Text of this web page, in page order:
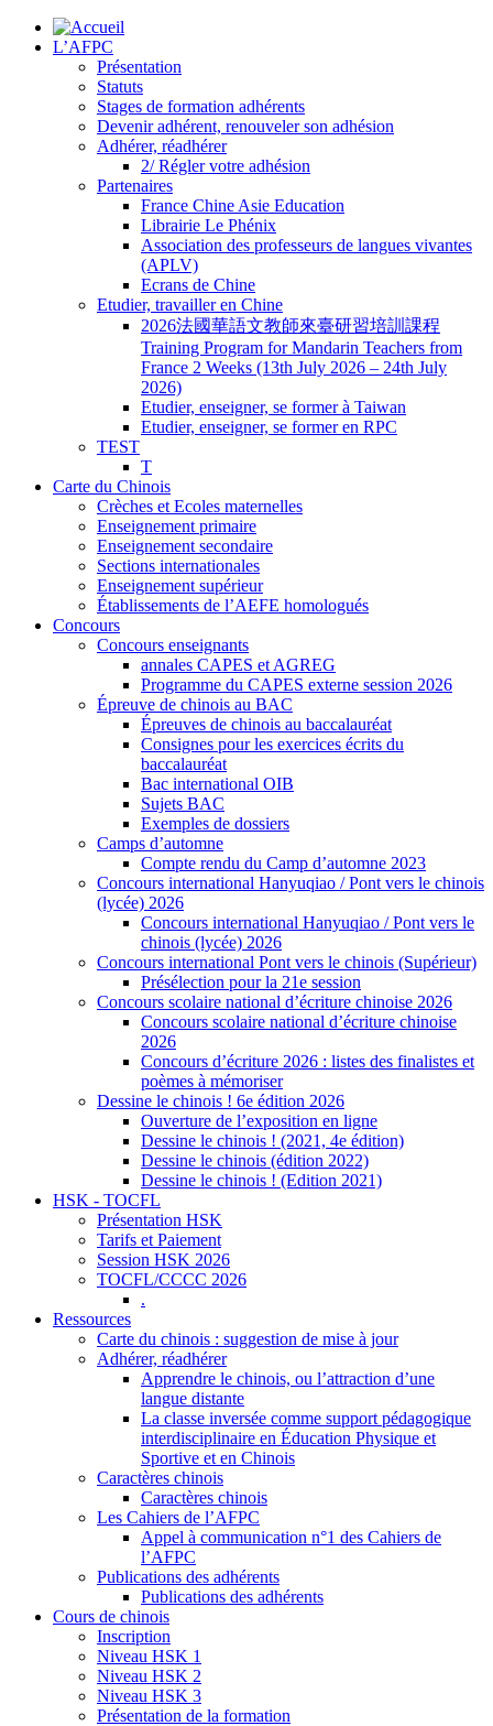
L’AFPC
Présentation
Statuts
Stages de formation adhérents
Devenir adhérent, renouveler son adhésion
Adhérer, réadhérer
2/ Régler votre adhésion
Partenaires
France Chine Asie Education
Librairie Le Phénix
Association des professeurs de langues vivantes
(APLV)
Ecrans de Chine
Etudier, travailler en Chine
2026法國華語文教師來臺研習培訓課程
Training Program for Mandarin Teachers from
France 2 Weeks (13th July 2026 – 24th July
2026)
Etudier, enseigner, se former à Taiwan
Etudier, enseigner, se former en RPC
TEST
T
Carte du Chinois
Crèches et Ecoles maternelles
Enseignement primaire
Enseignement secondaire
Sections internationales
Enseignement supérieur
Établissements de l’AEFE homologués
Concours
Concours enseignants
annales CAPES et AGREG
Programme du CAPES externe session 2026
Épreuve de chinois au BAC
Épreuves de chinois au baccalauréat
Consignes pour les exercices écrits du
baccalauréat
Bac international OIB
Sujets BAC
Exemples de dossiers
Camps d’automne
Compte rendu du Camp d’automne 2023
Concours international Hanyuqiao / Pont vers le chinois
(lycée) 2026
Concours international Hanyuqiao / Pont vers le
chinois (lycée) 2026
Concours international Pont vers le chinois (Supérieur)
Présélection pour la 21e session
Concours scolaire national d’écriture chinoise 2026
Concours scolaire national d’écriture chinoise
2026
Concours d’écriture 2026 : listes des finalistes et
poèmes à mémoriser
Dessine le chinois ! 6e édition 2026
Ouverture de l’exposition en ligne
Dessine le chinois ! (2021, 4e édition)
Dessine le chinois (édition 2022)
Dessine le chinois ! (Edition 2021)
HSK - TOCFL
Présentation HSK
Tarifs et Paiement
Session HSK 2026
TOCFL/CCCC 2026
.
Ressources
Carte du chinois : suggestion de mise à jour
Adhérer, réadhérer
Apprendre le chinois, ou l’attraction d’une
langue distante
La classe inversée comme support pédagogique
interdisciplinaire en Éducation Physique et
Sportive et en Chinois
Caractères chinois
Caractères chinois
Les Cahiers de l’AFPC
Appel à communication n°1 des Cahiers de
l’AFPC
Publications des adhérents
Publications des adhérents
Cours de chinois
Inscription
Niveau HSK 1
Niveau HSK 2
Niveau HSK 3
Présentation de la formation